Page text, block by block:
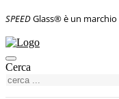
SPEEDGlass® è un marchio
Cerca